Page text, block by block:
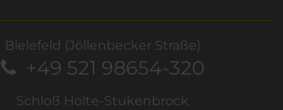
Bielefeld (Jöllenbecker Straße)
+49 521 98654-320
Schloß Holte-Stukenbrock